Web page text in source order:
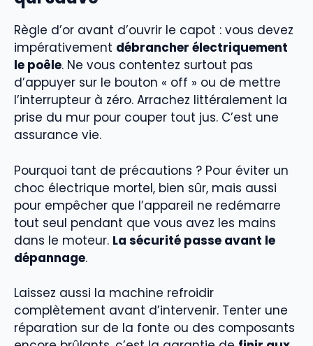
Règle d’or avant d’ouvrir le capot : vous devez
impérativement débrancher électriquement
le poêle. Ne vous contentez surtout pas
d’appuyer sur le bouton « off » ou de mettre
l’interrupteur à zéro. Arrachez littéralement la
prise du mur pour couper tout jus. C’est une
assurance vie.
Pourquoi tant de précautions ? Pour éviter un
choc électrique mortel, bien sûr, mais aussi
pour empêcher que l’appareil ne redémarre
tout seul pendant que vous avez les mains
dans le moteur. La sécurité passe avant le
dépannage.
Laissez aussi la machine refroidir
complètement avant d’intervenir. Tenter une
réparation sur de la fonte ou des composants